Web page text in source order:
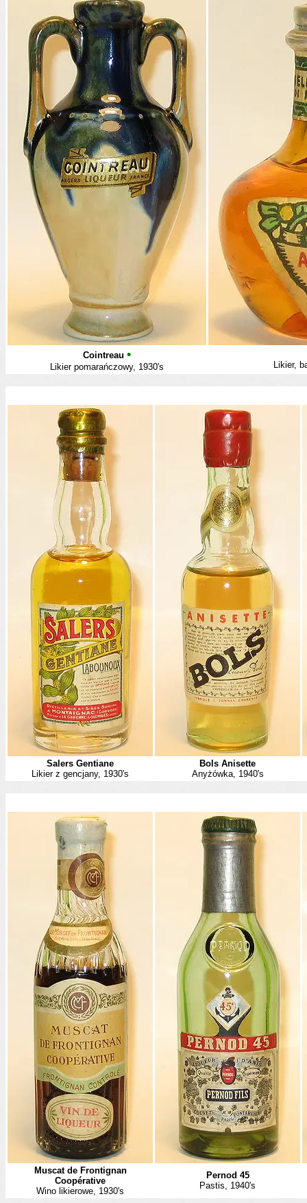
Cointreau •
Likier pomarańczowy, 1930's Likier,
Salers Gentiane
Likier z gencjany, 1930's
Bols Anisette
Anyżówka, 1940's
Muscat de Frontignan
Coopérative
Wino likierowe, 1930's
Pernod 45
Pastis, 1940's